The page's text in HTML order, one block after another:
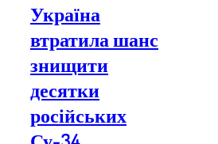
Україна
втратила шанс
знищити
десятки
російських